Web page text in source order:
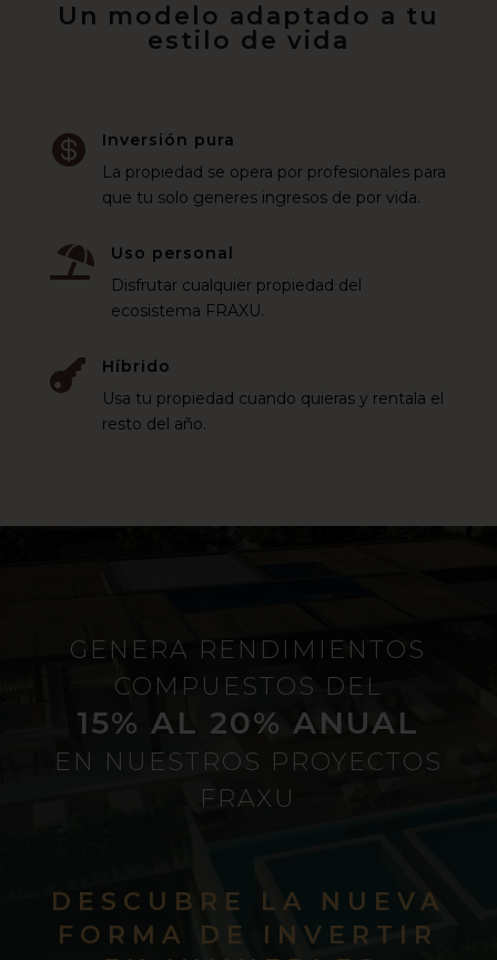
Un modelo adaptado a tu
estilo de vida

Inversión pura
La propiedad se opera por profesionales para
que tu solo generes ingresos de por vida.

Uso personal
Disfrutar cualquier propiedad del
ecosistema FRAXU.

Híbrido
Usa tu propiedad cuando quieras y rentala el
resto del año.
GENERA RENDIMIENTOS
COMPUESTOS DEL
15% AL 20% ANUAL
EN NUESTROS PROYECTOS
FRAXU
DESCUBRE LA NUEVA
FORMA DE INVERTIR